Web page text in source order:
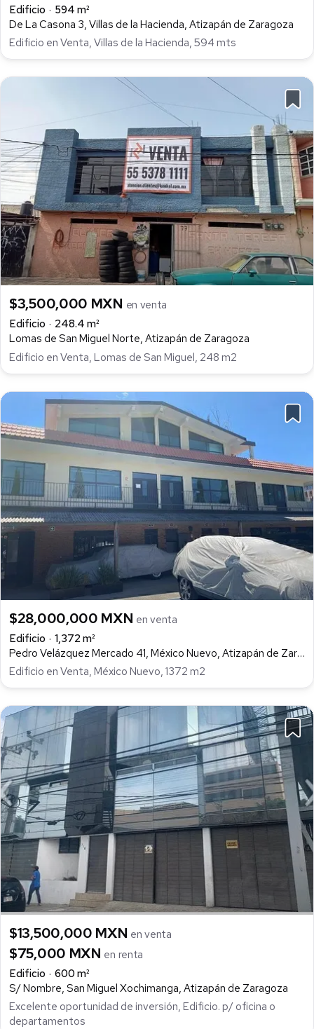
Edificio
594 m²
De La Casona 3, Villas de la Hacienda, Atizapán de Zaragoza
Edificio en Venta, Villas de la Hacienda, 594 mts
$3,500,000 MXN en venta
Edificio
248.4 m²
Lomas de San Miguel Norte, Atizapán de Zaragoza
Edificio en Venta, Lomas de San Miguel, 248 m2
$28,000,000 MXN en venta
Edificio
1,372 m²
Pedro Velázquez Mercado 41, México Nuevo, Atizapán de Zaragoza
Edificio en Venta, México Nuevo, 1372 m2
$13,500,000 MXN en venta
$75,000 MXN en renta
Edificio
600 m²
S/ Nombre, San Miguel Xochimanga, Atizapán de Zaragoza
Excelente oportunidad de inversión, Edificio. p/ oficina o
departamentos